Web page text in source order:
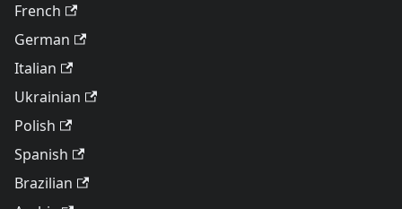
French
German
Italian
Ukrainian
Polish
Spanish
Brazilian